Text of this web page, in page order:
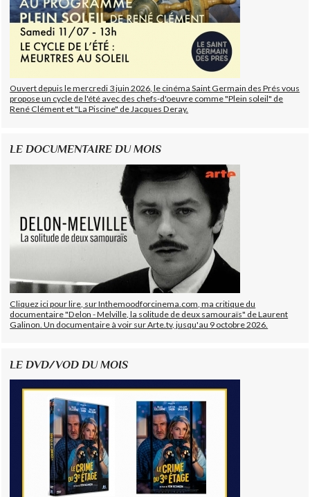
Ouvert depuis le mercredi 3 juin 2026, le cinéma Saint Germain des Prés vous
propose un cycle de l'été avec des chefs-d'oeuvre comme "Plein soleil" de
René Clément et "La Piscine" de Jacques Deray.
LE DOCUMENTAIRE DU MOIS
Cliquez ici pour lire, sur Inthemoodforcinema.com, ma critique du
documentaire "Delon - Melville, la solitude de deux samouraïs" de Laurent
Galinon. Un documentaire à voir sur Arte.tv, jusqu'au 9 octobre 2026.
LE DVD/VOD DU MOIS